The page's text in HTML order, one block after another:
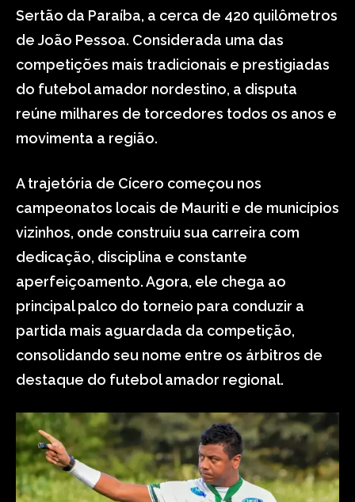
Sertão da Paraíba, a cerca de 420 quilômetros
de João Pessoa. Considerada uma das
competições mais tradicionais e prestigiadas
do futebol amador nordestino, a disputa
reúne milhares de torcedores todos os anos e
movimenta a região.
A trajetória de Cícero começou nos
campeonatos locais de Mauriti e de municípios
vizinhos, onde construiu sua carreira com
dedicação, disciplina e constante
aperfeiçoamento. Agora, ele chega ao
principal palco do torneio para conduzir a
partida mais aguardada da competição,
consolidando seu nome entre os árbitros de
destaque do futebol amador regional.